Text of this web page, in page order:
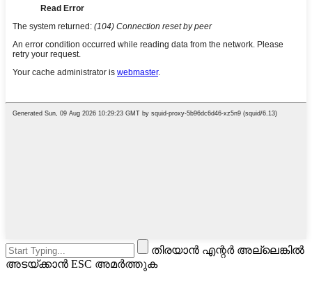
തിരയാൻ എന്റർ അല്ലെങ്കിൽ
അടയ്ക്കാൻ ESC അമർത്തുക